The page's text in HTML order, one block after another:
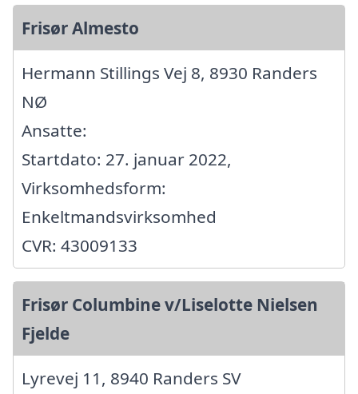
Frisør Almesto
Hermann Stillings Vej 8, 8930 Randers
NØ
Ansatte:
Startdato: 27. januar 2022,
Virksomhedsform:
Enkeltmandsvirksomhed
CVR: 43009133
Frisør Columbine v/Liselotte Nielsen
Fjelde
Lyrevej 11, 8940 Randers SV